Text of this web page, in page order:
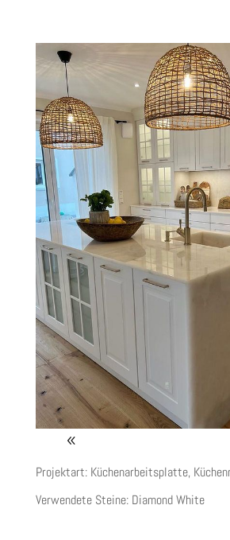
Projektart: Küchenarbeitsplatte,
Verwendete Steine: Diamond White